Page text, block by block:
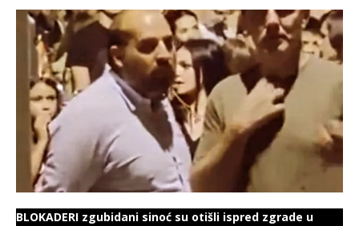
BLOKADERI zgubidani sinoć su otišli ispred zgrade u